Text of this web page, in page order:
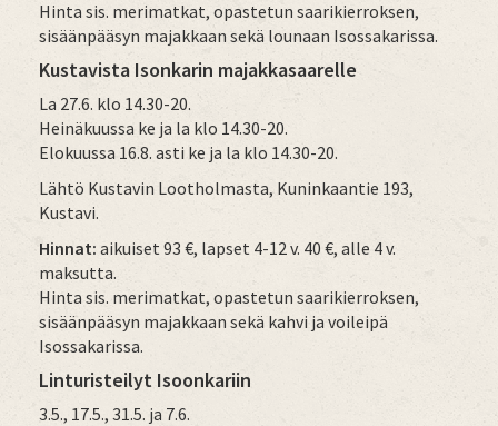
Hinta sis. merimatkat, opastetun saarikierroksen,
sisäänpääsyn majakkaan sekä lounaan Isossakarissa.
Kustavista Isonkarin majakkasaarelle
La 27.6. klo 14.30-20.
Heinäkuussa ke ja la klo 14.30-20.
Elokuussa 16.8. asti ke ja la klo 14.30-20.
Lähtö Kustavin Lootholmasta, Kuninkaantie 193,
Kustavi.
Hinnat: aikuiset 93 €, lapset 4-12 v. 40 €, alle 4 v.
maksutta.
Hinta sis. merimatkat, opastetun saarikierroksen,
sisäänpääsyn majakkaan sekä kahvi ja voileipä
Isossakarissa.
Linturisteilyt Isoonkariin
3.5., 17.5., 31.5. ja 7.6.